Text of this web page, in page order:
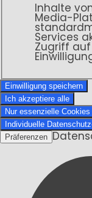
Inhalte
Media-
Services
Zugriff
Einwilligung speichern
Ich akzeptiere alle
Nur essenzielle
Individuelle
Präferenzen